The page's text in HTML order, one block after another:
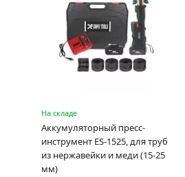
На складе
Аккумуляторный пресс-
инструмент ES-1525, для труб
из нержавейки и меди (15-25
мм)